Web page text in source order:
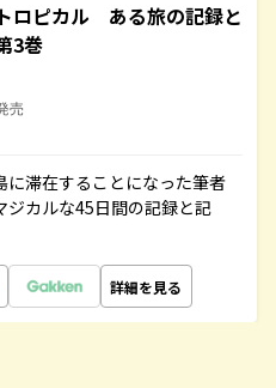
ロピカル ある旅の記録と
3巻
売
滞在することになった筆者
カルな45日間の記録と記
詳細を見る